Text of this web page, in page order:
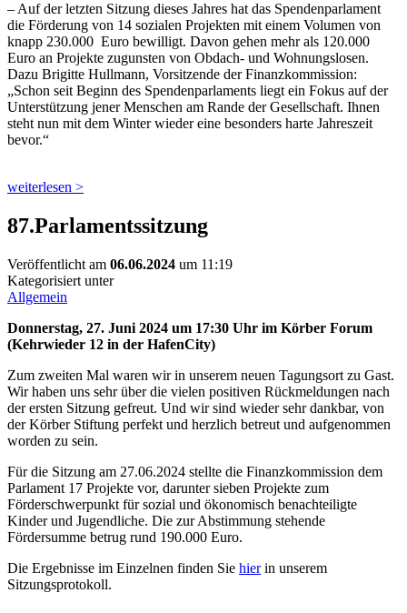
– Auf der letzten Sitzung dieses Jahres hat das Spendenparlament
die Förderung von 14 sozialen Projekten mit einem Volumen von
knapp 230.000 Euro bewilligt. Davon gehen mehr als 120.000
Euro an Projekte zugunsten von Obdach- und Wohnungslosen.
Dazu Brigitte Hullmann, Vorsitzende der Finanzkommission:
„Schon seit Beginn des Spendenparlaments liegt ein Fokus auf der
Unterstützung jener Menschen am Rande der Gesellschaft. Ihnen
steht nun mit dem Winter wieder eine besonders harte Jahreszeit
bevor.“
weiterlesen >
87.Parlamentssitzung
Veröffentlicht am 06.06.2024 um 11:19
Kategorisiert unter
Allgemein
Donnerstag, 27. Juni 2024 um 17:30 Uhr im Körber Forum
(Kehrwieder 12 in der HafenCity)
Zum zweiten Mal waren wir in unserem neuen Tagungsort zu Gast.
Wir haben uns sehr über die vielen positiven Rückmeldungen nach
der ersten Sitzung gefreut. Und wir sind wieder sehr dankbar, von
der Körber Stiftung perfekt und herzlich betreut und aufgenommen
worden zu sein.
Für die Sitzung am 27.06.2024 stellte die Finanzkommission dem
Parlament 17 Projekte vor, darunter sieben Projekte zum
Förderschwerpunkt für sozial und ökonomisch benachteiligte
Kinder und Jugendliche. Die zur Abstimmung stehende
Fördersumme betrug rund 190.000 Euro.
Die Ergebnisse im Einzelnen finden Sie hierin unserem
Sitzungsprotokoll.